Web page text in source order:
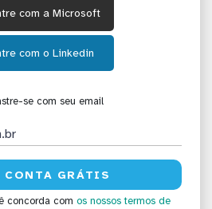
com a Microsoft
com o Linkedin
se com seu email
concorda com os nossos termos de